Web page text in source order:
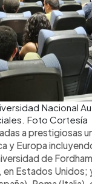
Nacional
Foto Cortesía
a prestigiosas
y Europa
de
Estados Unidos;